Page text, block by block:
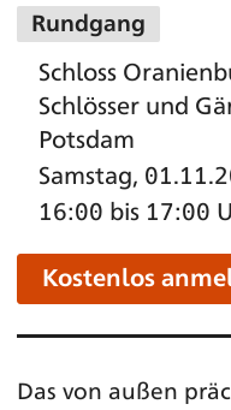
Rundgang
Schloss
Schlösser und
Potsdam
Samstag,
16:00 bis 17:00
Kostenlos
Das von außen